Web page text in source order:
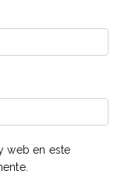
web en este